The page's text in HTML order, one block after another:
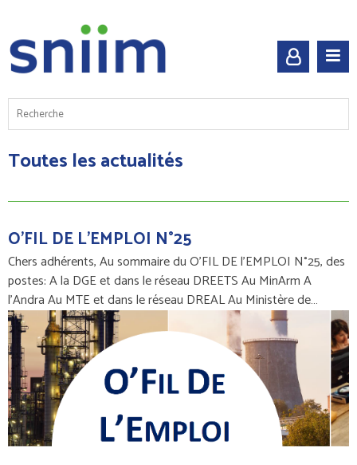
Toutes les actualités
O'FIL DE L'EMPLOI N°25
Chers adhérents, Au sommaire du O'FIL DE l'EMPLOI N°25, des
postes: A la DGE et dans le réseau DREETS Au MinArm A
l'Andra Au MTE et dans le réseau DREAL Au Ministère de…